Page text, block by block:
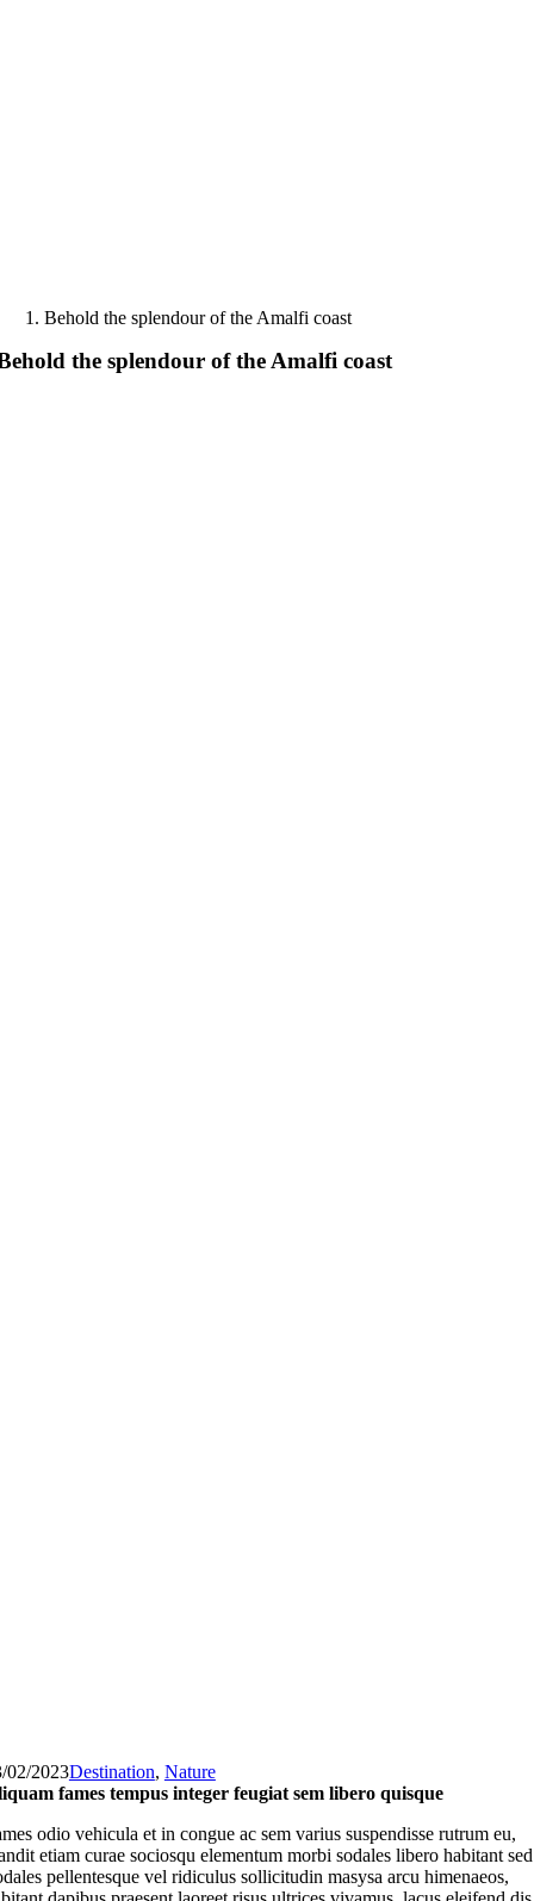
Behold the splendour of the Amalfi coast
the splendour of the Amalfi coast
02/2023Destination, Nature
fames tempus integer feugiat sem libero quisque
odio vehicula et in congue ac sem varius suspendisse rutrum eu,
etiam curae sociosqu elementum morbi sodales libero habitant
pellentesque vel ridiculus sollicitudin masysa arcu himenaeos,